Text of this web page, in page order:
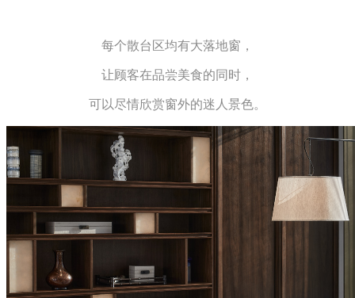
每个散台区均有大落地窗，
让顾客在品尝美食的同时，
可以尽情欣赏窗外的迷人景色。